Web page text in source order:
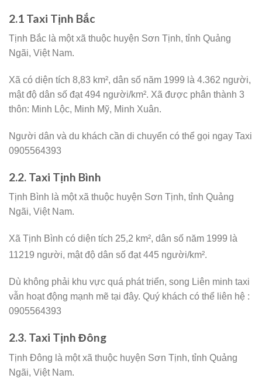
2.1 Taxi Tịnh Bắc
Tịnh Bắc là một xã thuộc huyện Sơn Tịnh, tỉnh Quảng
Ngãi, Việt Nam.
Xã có diện tích 8,83 km², dân số năm 1999 là 4.362 người,
mật độ dân số đạt 494 người/km². Xã được phân thành 3
thôn: Minh Lộc, Minh Mỹ, Minh Xuân.
Người dân và du khách cần di chuyển có thể gọi ngay Taxi
0905564393
2.2. Taxi Tịnh Bình
Tịnh Bình là một xã thuộc huyện Sơn Tịnh, tỉnh Quảng
Ngãi, Việt Nam.
Xã Tịnh Bình có diện tích 25,2 km², dân số năm 1999 là
11219 người, mật độ dân số đạt 445 người/km².
Dù không phải khu vực quá phát triển, song Liên minh taxi
vẫn hoạt động mạnh mẽ tại đây. Quý khách có thể liên hệ :
0905564393
2.3. Taxi Tịnh Đông
Tịnh Đông là một xã thuộc huyện Sơn Tịnh, tỉnh Quảng
Ngãi, Việt Nam.